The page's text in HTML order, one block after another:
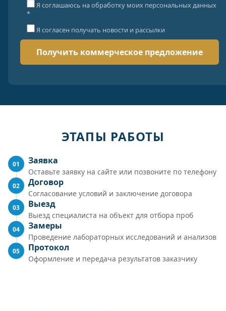
Я соглашаюсь на обработку моих персональных данных
*
Я согласен получать новости и рассылки
ЭТАПЫ РАБОТЫ
01 Заявка
Оставьте заявку на сайте или позвоните по телефону
02 Договор
Согласование условий и заключение договора
03 Выезд
Выезд специалиста на объект для отбора проб
04 Замеры
Проведение лабораторных исследований и анализов
05 Протокол
Оформление и передача результатов заказчику